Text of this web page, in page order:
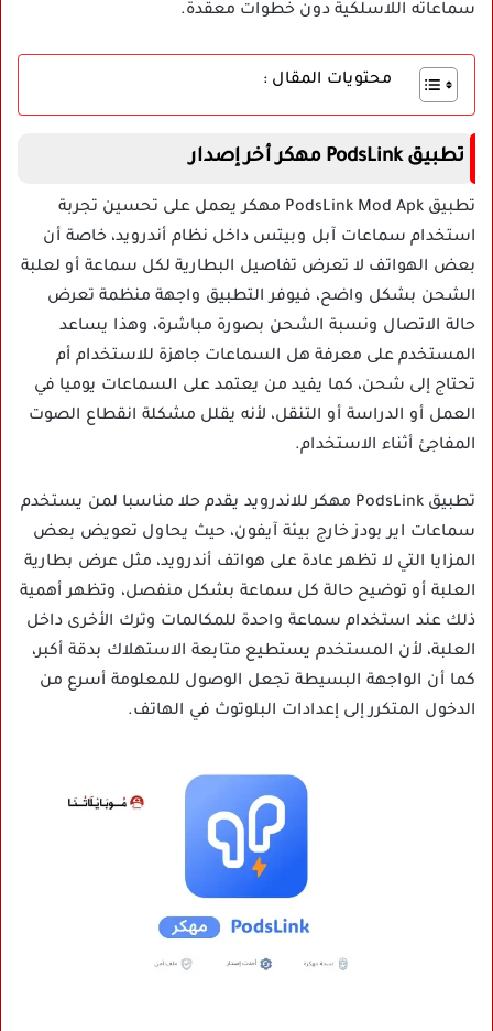
سماعاته اللاسلكية دون خطوات معقدة.
محتويات المقال :
تطبيق PodsLink مهكر أخر إصدار
تطبيق PodsLink Mod Apk مهكر يعمل على تحسين تجربة
استخدام سماعات آبل وبيتس داخل نظام أندرويد، خاصة أن
بعض الهواتف لا تعرض تفاصيل البطارية لكل سماعة أو لعلبة
الشحن بشكل واضح، فيوفر التطبيق واجهة منظمة تعرض
حالة الاتصال ونسبة الشحن بصورة مباشرة، وهذا يساعد
المستخدم على معرفة هل السماعات جاهزة للاستخدام أم
تحتاج إلى شحن، كما يفيد من يعتمد على السماعات يوميا في
العمل أو الدراسة أو التنقل، لأنه يقلل مشكلة انقطاع الصوت
المفاجئ أثناء الاستخدام.
تطبيق PodsLink مهكر للاندرويد يقدم حلا مناسبا لمن يستخدم
سماعات اير بودز خارج بيئة آيفون، حيث يحاول تعويض بعض
المزايا التي لا تظهر عادة على هواتف أندرويد، مثل عرض بطارية
العلبة أو توضيح حالة كل سماعة بشكل منفصل، وتظهر أهمية
ذلك عند استخدام سماعة واحدة للمكالمات وترك الأخرى داخل
العلبة، لأن المستخدم يستطيع متابعة الاستهلاك بدقة أكبر،
كما أن الواجهة البسيطة تجعل الوصول للمعلومة أسرع من
الدخول المتكرر إلى إعدادات البلوتوث في الهاتف.